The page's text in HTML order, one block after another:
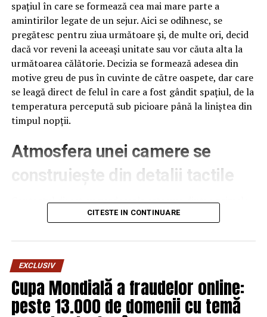
spațiul în care se formează cea mai mare parte a
amintirilor legate de un sejur. Aici se odihnesc, se
pregătesc pentru ziua următoare și, de multe ori, decid
dacă vor reveni la aceeași unitate sau vor căuta alta la
următoarea călătorie. Decizia se formează adesea din
motive greu de pus în cuvinte de către oaspete, dar care
se leagă direct de felul în care a fost gândit spațiul, de la
temperatura percepută sub picioare până la liniștea din
timpul nopții.
Atmosfera unei camere se
construiește din detalii tactile
Contactul direct cu pardoseala este una dintre primele
senzații fizice pe care le are un oaspete atunci când
pe drum, seara târziu. Textura și moliciunea potrivite,
oferite democheta hotel
care este percepută o cameră, chiar dacă restul
mobilierului rămâne identic de la o unitate la alta din
același lanț hotelier internațional.
CITESTE IN CONTINUARE
EXCLUSIV
Cupa Mondială a fraudelor online:
peste 13.000 de domenii cu temă